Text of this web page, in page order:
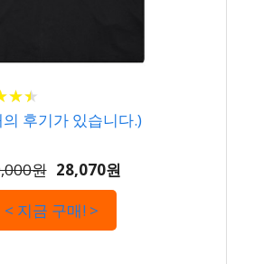
★★
★★
후기가 있습니다.)
원 28,070원
< 지금 구매! >